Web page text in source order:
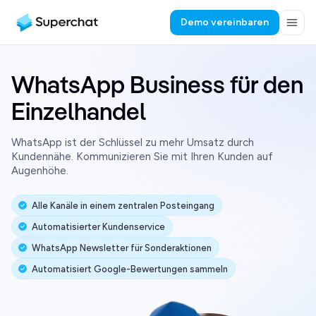
Demo vereinbaren
WhatsApp Business für den
Einzelhandel
WhatsApp ist der Schlüssel zu mehr Umsatz durch
Kundennähe. Kommunizieren Sie mit Ihren Kunden auf
Augenhöhe.
Alle Kanäle in einem zentralen Posteingang
Automatisierter Kundenservice
WhatsApp Newsletter für Sonderaktionen
Automatisiert Google-Bewertungen sammeln